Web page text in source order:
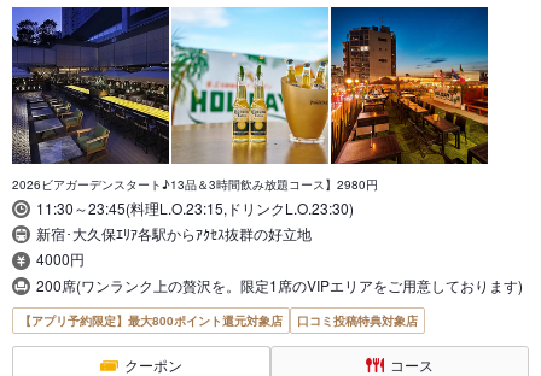
2026ビアガーデンスタート♪13品＆3時間飲み放題コース】2980円
11:30～23:45(料理L.O.23:15,ドリンクL.O.23:30)
新宿･大久保ｴﾘｱ各駅からｱｸｾｽ抜群の好立地
4000円
200席(ワンランク上の贅沢を。限定1席のVIPエリアをご用意しております)
【アプリ予約限定】最大800ポイント還元対象店 口コミ投稿特典対象店
クーポン コース